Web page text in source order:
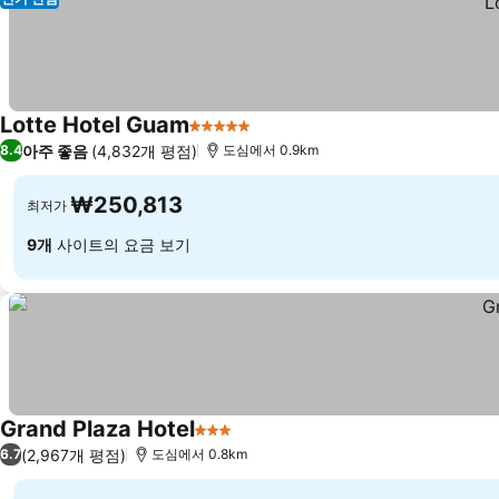
Lotte Hotel Guam5 성급
8.4아주 좋음 (4,832개 평점) 도심에서 0.9km
최저가 ₩250,813
9개 사이트의 요금 보기
Grand Plaza Hotel3 성급
6.7(2,967개 평점) 도심에서 0.8km